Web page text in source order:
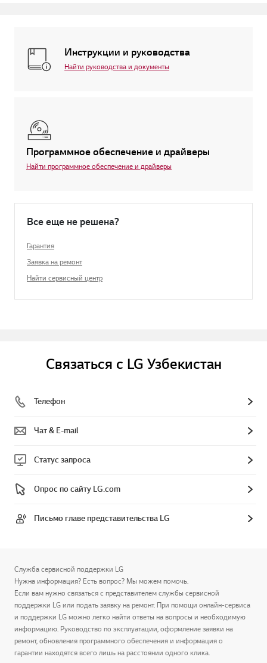
Инструкции и руководства
Найти руководства и документы
Программное обеспечение и драйверы
Найти программное обеспечение и драйверы
Все еще не решена?
Гарантия
Заявка на ремонт
Найти сервисный центр
Связаться с LG Узбекистан
Телефон
Чат & E-mail
Статус запроса
Опрос по сайту LG.com
Письмо главе представительства LG
Служба сервисной поддержки LG
Нужна информация? Есть вопрос? Мы можем помочь.
Если вам нужно связаться с представителем службы сервисной
поддержки LG или подать заявку на ремонт. При помощи онлайн-сервиса
и поддержки LG можно легко найти ответы на вопросы и необходимую
информацию. Руководство по эксплуатации, оформление заявки на
ремонт, обновления программного обеспечения и информация о
гарантии находятся всего лишь на расстоянии одного клика.